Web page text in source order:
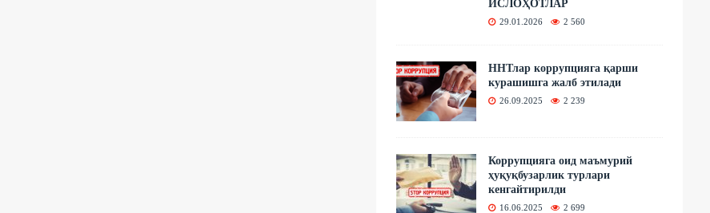
ИСЛОҲОТЛАР
29.01.2026 2 560
ННТлар коррупцияга қарши
курашишга жалб этилади
26.09.2025 2 239
Коррупцияга оид маъмурий
ҳуқуқбузарлик турлари
кенгайтирилди
16.06.2025 2 699